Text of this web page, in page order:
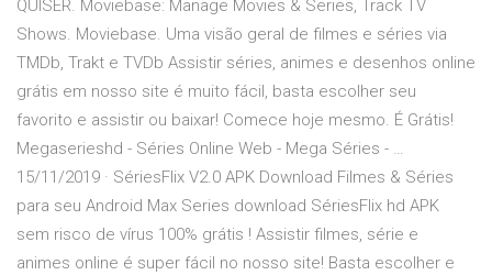
QUISER. Moviebase: Manage Movies & Series, Track TV
Shows. Moviebase. Uma visão geral de filmes e séries via
TMDb, Trakt e TVDb Assistir séries, animes e desenhos online
grátis em nosso site é muito fácil, basta escolher seu
favorito e assistir ou baixar! Comece hoje mesmo. É Grátis!
Megaserieshd - Séries Online Web - Mega Séries - …
15/11/2019 · SériesFlix V2.0 APK Download Filmes & Séries
para seu Android Max Series download SériesFlix hd APK
sem risco de vírus 100% grátis ! Assistir filmes, série e
animes online é super fácil no nosso site! Basta escolher e